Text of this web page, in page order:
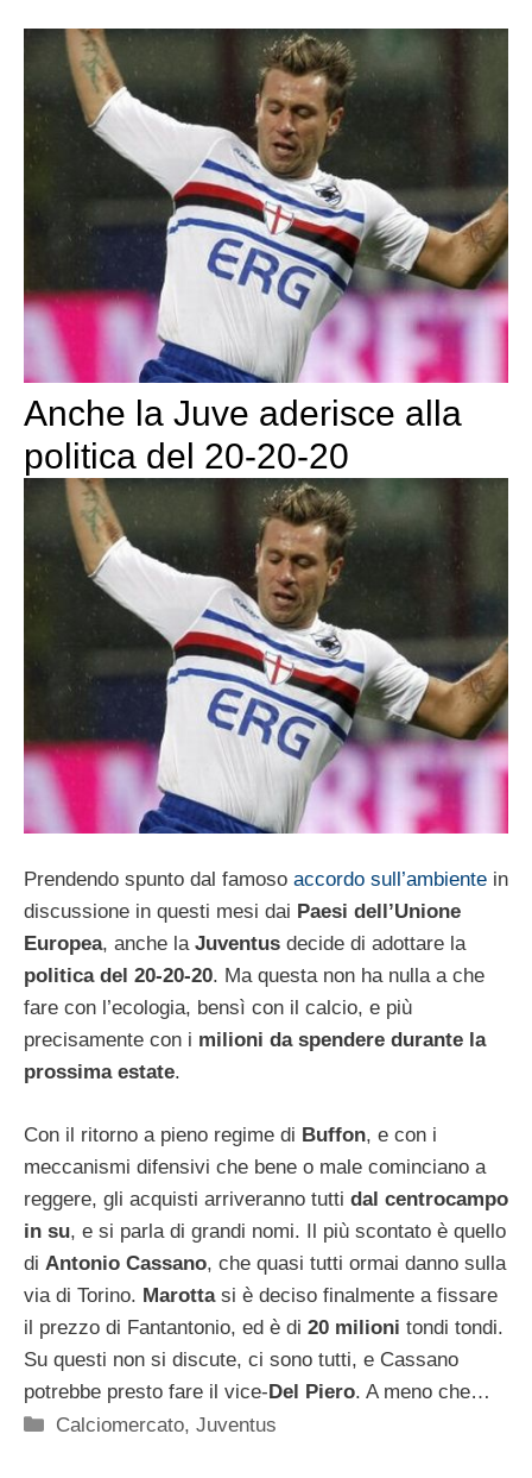
Anche la Juve aderisce alla
politica del 20-20-20
Prendendo spunto dal famoso accordo sull’ambiente in
discussione in questi mesi dai Paesi dell’Unione
Europea, anche la Juventus decide di adottare la
politica del 20-20-20. Ma questa non ha nulla a che
fare con l’ecologia, bensì con il calcio, e più
precisamente con i milioni da spendere durante la
prossima estate.
Con il ritorno a pieno regime di Buffon, e con i
meccanismi difensivi che bene o male cominciano a
reggere, gli acquisti arriveranno tutti dal centrocampo
in su, e si parla di grandi nomi. Il più scontato è quello
di Antonio Cassano, che quasi tutti ormai danno sulla
via di Torino. Marotta si è deciso finalmente a fissare
il prezzo di Fantantonio, ed è di 20 milioni tondi tondi.
Su questi non si discute, ci sono tutti, e Cassano
potrebbe presto fare il vice-Del Piero. A meno che…
Categorie
Calciomercato,Juventus